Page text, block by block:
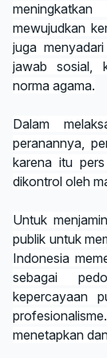
mewujudkan
juga
jawab sosial,
norma agama.
Dalam
peranannya,
karena itu
dikontrol oleh
Untuk
publik untuk
Indonesia
sebagai
kepercayaan
menetapkan